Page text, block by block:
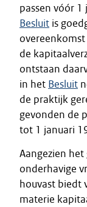
passen vóór 1
Besluit is
de
ontstaan
in het Besluit
de praktijk
gevonden de
tot 1 januari
Aangezien
onderhavige
houvast biedt
materie